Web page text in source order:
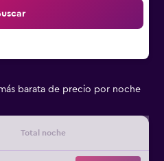
barata de precio por noche
Total noche